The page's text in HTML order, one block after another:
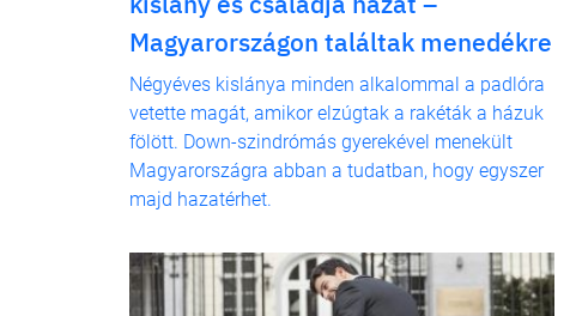
Magyarországon találtak menedékre
Négyéves kislánya minden alkalommal a padlóra
vetette magát, amikor elzúgtak a rakéták a házuk
fölött. Down-szindrómás gyerekével menekült
Magyarországra abban a tudatban, hogy egyszer
majd hazatérhet.